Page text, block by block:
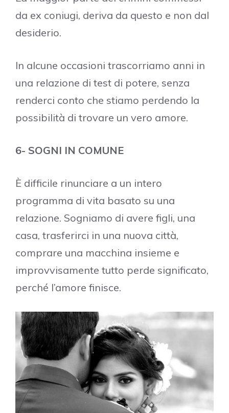
da ex coniugi, deriva da questo e non dal
desiderio.
In alcune occasioni trascorriamo anni in
una relazione di test di potere, senza
renderci conto che stiamo perdendo la
possibilità di trovare un vero amore.
6- SOGNI IN COMUNE
È difficile rinunciare a un intero
programma di vita basato su una
relazione. Sogniamo di avere figli, una
casa, trasferirci in una nuova città,
comprare una macchina insieme e
improvvisamente tutto perde significato,
perché l’amore finisce.